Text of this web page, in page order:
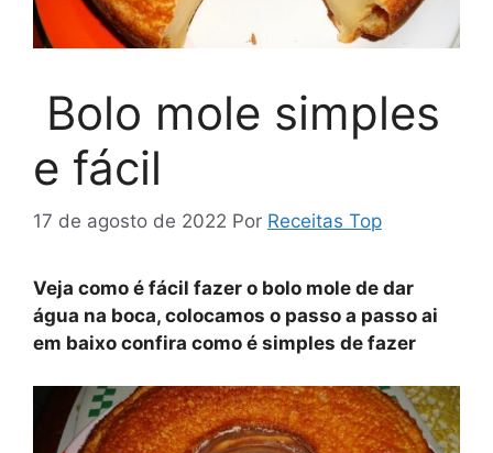
Bolo mole simples
e fácil
17 de agosto de 2022 Por Receitas Top
Veja como é fácil fazer o bolo mole de dar
água na boca, colocamos o passo a passo ai
em baixo confira como é simples de fazer